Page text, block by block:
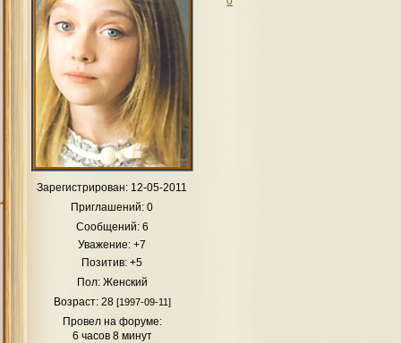
Зарегистрирован: 12-05-2011
Приглашений: 0
Сообщений:6
Уважение: +7
Позитив: +5
Пол:Женский
Возраст:28 [1997-09-11]
Провел на форуме:
6 часов 8 минут